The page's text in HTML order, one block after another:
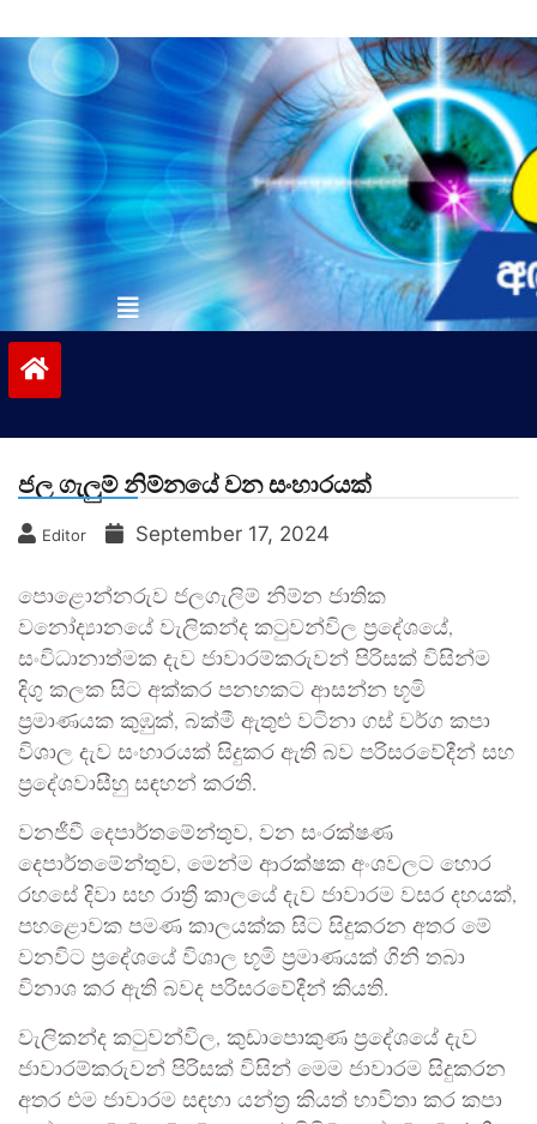
to
contentvinivida.lk
ජල ගැලුම් නිම්නයේ වන සංහාරයක්
Editor September 17, 2024
පොළොන්නරුව ජලගැලිම් නිම්න ජාතික
වනෝද්‍යානයේ වැලිකන්ද කටුවන්විල ප්‍රදේශයේ,
සංවිධානාත්මක දැව ජාවාරම්කරුවන් පිරිසක් විසින්ම
දිගු කලක සිට අක්කර පනහකට ආසන්න භූමි
ප්‍රමාණයක කුඹුක්, බක්මී ඇතුළු වටිනා ගස් වර්ග කපා
විශාල දැව සංහාරයක් සිදුකර ඇති බව පරිසරවේදීන් සහ
ප්‍රදේශවාසීහු සඳහන් කරති.
වනජීවී දෙපාර්තමේන්තුව, වන සංරක්ෂණ
දෙපාර්තමේන්තුව, මෙන්ම ආරක්ෂක අංශවලට හොර
රහසේ දිවා සහ රාත්‍රී කාලයේ දැව ජාවාරම වසර දහයක්,
පහළොවක පමණ කාලයක්ක සිට සිදුකරන අතර මේ
වනවිට ප්‍රදේශයේ විශාල භූමි ප්‍රමාණයක් ගිනි තබා
විනාශ කර ඇති බවද පරිසරවේදීන් කියති.
වැලිකන්ද කටුවන්විල, කුඩාපොකුණ ප්‍රදේශයේ දැව
ජාවාරම්කරුවන් පිරිසක් විසින් මෙම ජාවාරම සිදුකරන
අතර එම ජාවාරම සඳහා යන්ත්‍ර කියත් භාවිතා කර කපා